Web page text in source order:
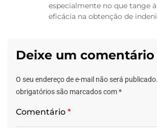
especialmente no que tange
eficácia na obtenção de
Deixe um comentário
O seu endereço de e-mail não será publicado.
obrigatórios são marcados com*
Comentário *